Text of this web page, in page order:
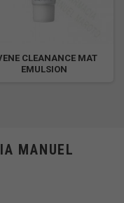
CLEANANCE MAT
EMULSION
MANUEL